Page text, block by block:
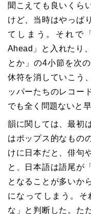
聞こえても良いくら
けど、当時はやっぱ
てしまう。それで
Ahead」と入れたり
とか」の4小節を次
休符を消していこう
ッパーたちのレコー
でも全く問題ないと
韻に関しては、最初
はポップス的なもの
けに日本だと、俳句
と、日本語は語尾が
となることが多いか
になってしまう。
な」と判断した。た